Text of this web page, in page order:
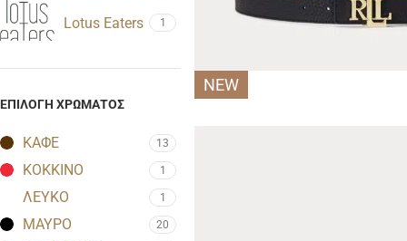
Lotus Eaters 1
ΕΠΙΛΟΓΉ ΧΡΏΜΑΤΟΣ
ΚΑΦΕ 13
ΚΟΚΚΙΝΟ 1
ΛΕΥΚΟ 1
ΜΑΥΡΟ 20
NEW